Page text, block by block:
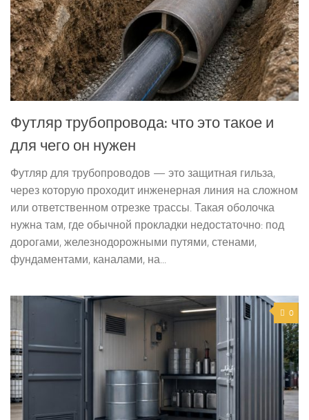
Футляр трубопровода: что это такое и
для чего он нужен
Футляр для трубопроводов — это защитная гильза,
через которую проходит инженерная линия на сложном
или ответственном отрезке трассы. Такая оболочка
нужна там, где обычной прокладки недостаточно: под
дорогами, железнодорожными путями, стенами,
фундаментами, каналами, на...
0